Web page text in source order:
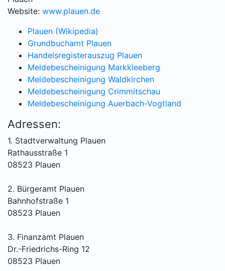
Website: www.plauen.de
Plauen (Wikipedia)
Grundbuchamt Plauen
Handelsregisterauszug Plauen
Meldebescheinigung Markkleeberg
Meldebescheinigung Waldkirchen
Meldebescheinigung Crimmitschau
Meldebescheinigung Auerbach-Vogtland
Adressen:
1. Stadtverwaltung Plauen
Rathausstraße 1
08523 Plauen
2. Bürgeramt Plauen
Bahnhofstraße 1
08523 Plauen
3. Finanzamt Plauen
Dr.-Friedrichs-Ring 12
08523 Plauen